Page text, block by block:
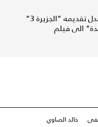
محمد دياب يحسم جدل تقديمه "الجزيرة 3"
الى فيلم
خالد الصاوي